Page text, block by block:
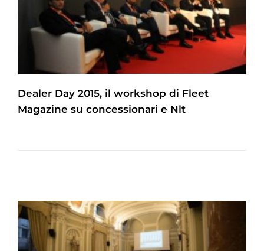
Dealer Day 2015, il workshop di Fleet
Magazine su concessionari e Nlt